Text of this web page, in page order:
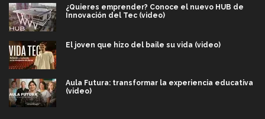
¿Quieres emprender? Conoce el nuevo HUB de
Innovación del Tec (video)
El joven que hizo del baile su vida (video)
Aula Futura: transformar la experiencia educativa
(video)